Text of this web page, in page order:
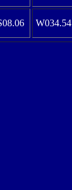
W034.54